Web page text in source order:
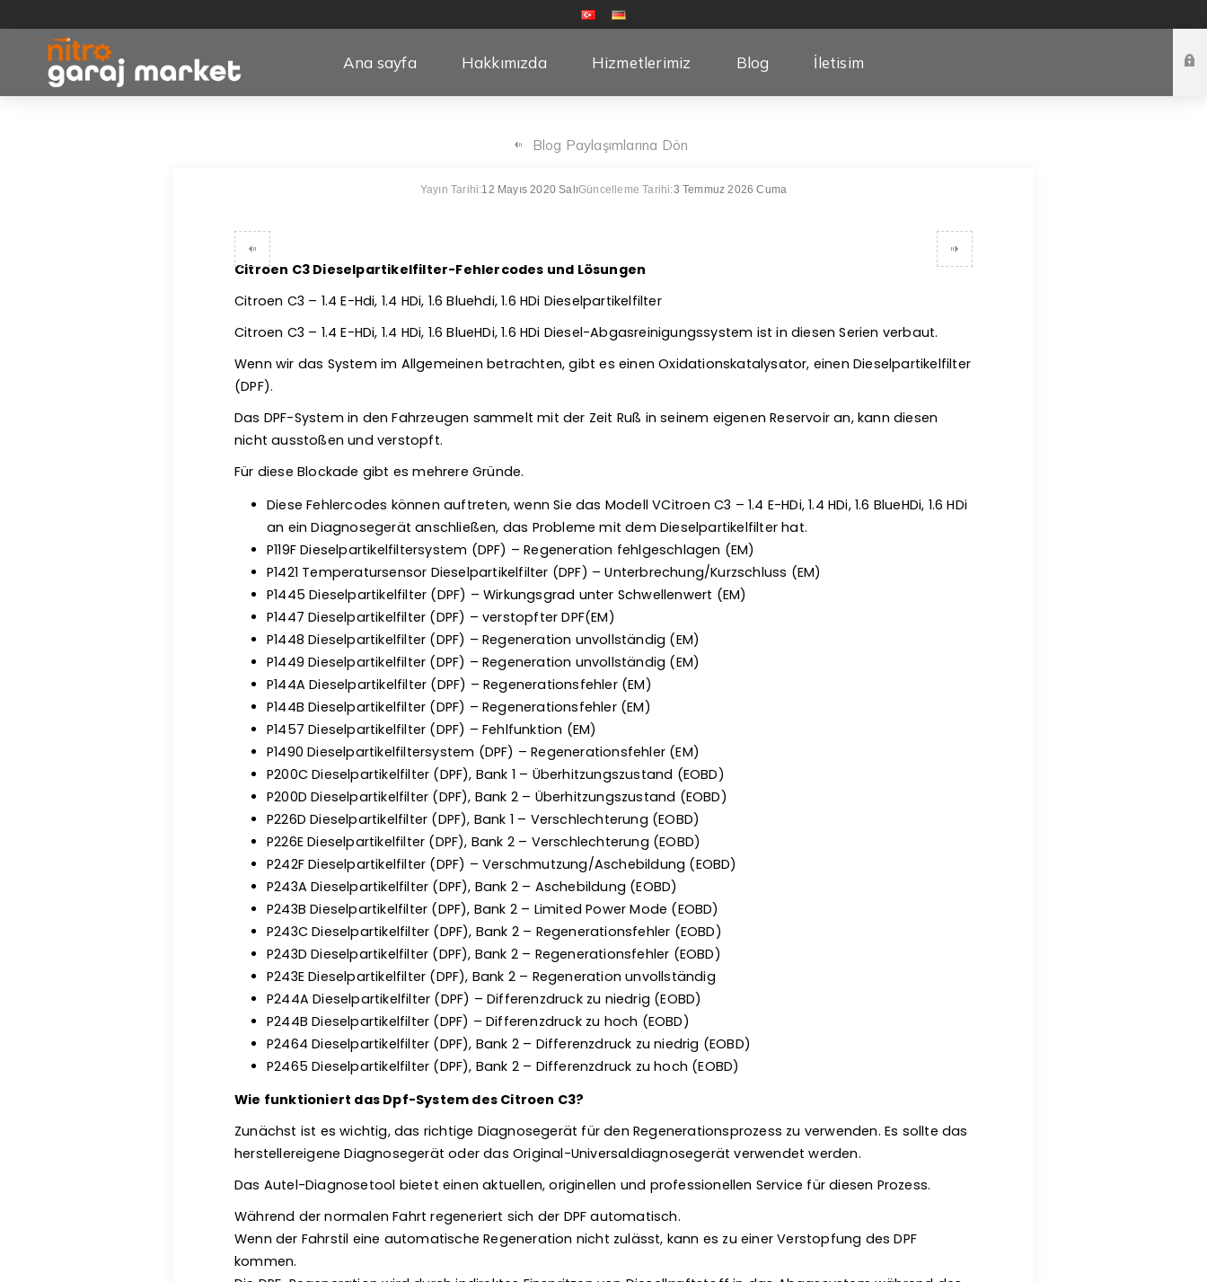
Ana sayfa Hakkımızda Hizmetlerimiz Blog İletisim
Blog Paylaşımlarına Dön
Yayın Tarihi:12 Mayıs 2020 SalıGüncelleme Tarihi:3 Temmuz 2026 Cuma
Citroen C3 Dieselpartikelfilter-Fehlercodes und Lösungen
Citroen C3 – 1.4 E-Hdi, 1.4 HDi, 1.6 Bluehdi, 1.6 HDi Dieselpartikelfilter
Citroen C3 – 1.4 E-HDi, 1.4 HDi, 1.6 BlueHDi, 1.6 HDi Diesel-Abgasreinigungssystem ist in diesen Serien verbaut.
Wenn wir das System im Allgemeinen betrachten, gibt es einen Oxidationskatalysator, einen Dieselpartikelfilter
(DPF).
Das DPF-System in den Fahrzeugen sammelt mit der Zeit Ruß in seinem eigenen Reservoir an, kann diesen
nicht ausstoßen und verstopft.
Für diese Blockade gibt es mehrere Gründe.
Diese Fehlercodes können auftreten, wenn Sie das Modell VCitroen C3 – 1.4 E-HDi, 1.4 HDi, 1.6 BlueHDi, 1.6 HDi
an ein Diagnosegerät anschließen, das Probleme mit dem Dieselpartikelfilter hat.
P119F Dieselpartikelfiltersystem (DPF) – Regeneration fehlgeschlagen (EM)
P1421 Temperatursensor Dieselpartikelfilter (DPF) – Unterbrechung/Kurzschluss (EM)
P1445 Dieselpartikelfilter (DPF) – Wirkungsgrad unter Schwellenwert (EM)
P1447 Dieselpartikelfilter (DPF) – verstopfter DPF(EM)
P1448 Dieselpartikelfilter (DPF) – Regeneration unvollständig (EM)
P1449 Dieselpartikelfilter (DPF) – Regeneration unvollständig (EM)
P144A Dieselpartikelfilter (DPF) – Regenerationsfehler (EM)
P144B Dieselpartikelfilter (DPF) – Regenerationsfehler (EM)
P1457 Dieselpartikelfilter (DPF) – Fehlfunktion (EM)
P1490 Dieselpartikelfiltersystem (DPF) – Regenerationsfehler (EM)
P200C Dieselpartikelfilter (DPF), Bank 1 – Überhitzungszustand (EOBD)
P200D Dieselpartikelfilter (DPF), Bank 2 – Überhitzungszustand (EOBD)
P226D Dieselpartikelfilter (DPF), Bank 1 – Verschlechterung (EOBD)
P226E Dieselpartikelfilter (DPF), Bank 2 – Verschlechterung (EOBD)
P242F Dieselpartikelfilter (DPF) – Verschmutzung/Aschebildung (EOBD)
P243A Dieselpartikelfilter (DPF), Bank 2 – Aschebildung (EOBD)
P243B Dieselpartikelfilter (DPF), Bank 2 – Limited Power Mode (EOBD)
P243C Dieselpartikelfilter (DPF), Bank 2 – Regenerationsfehler (EOBD)
P243D Dieselpartikelfilter (DPF), Bank 2 – Regenerationsfehler (EOBD)
P243E Dieselpartikelfilter (DPF), Bank 2 – Regeneration unvollständig
P244A Dieselpartikelfilter (DPF) – Differenzdruck zu niedrig (EOBD)
P244B Dieselpartikelfilter (DPF) – Differenzdruck zu hoch (EOBD)
P2464 Dieselpartikelfilter (DPF), Bank 2 – Differenzdruck zu niedrig (EOBD)
P2465 Dieselpartikelfilter (DPF), Bank 2 – Differenzdruck zu hoch (EOBD)
Wie funktioniert das Dpf-System des Citroen C3?
Zunächst ist es wichtig, das richtige Diagnosegerät für den Regenerationsprozess zu verwenden. Es sollte das
herstellereigene Diagnosegerät oder das Original-Universaldiagnosegerät verwendet werden.
Das Autel-Diagnosetool bietet einen aktuellen, originellen und professionellen Service für diesen Prozess.
Während der normalen Fahrt regeneriert sich der DPF automatisch.
Wenn der Fahrstil eine automatische Regeneration nicht zulässt, kann es zu einer Verstopfung des DPF
kommen.